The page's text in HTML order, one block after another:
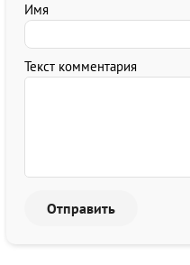
Имя
Текст комментария